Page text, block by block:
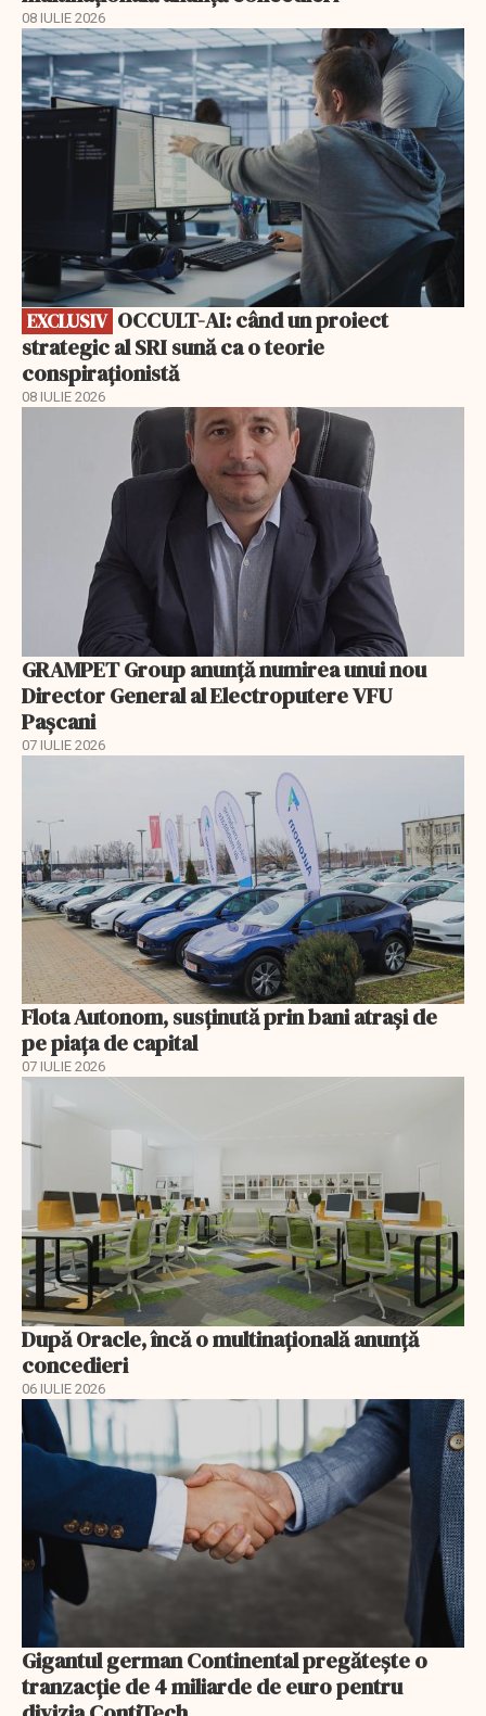
08 IULIE 2026
EXCLUSIV
EXCLUSIV
strategic al SRI sună ca o teorie
conspiraționistă
08 IULIE 2026
GRAMPET Group anunță numirea unui nou
Director General al Electroputere VFU
Pașcani
07 IULIE 2026
Flota Autonom, susținută prin bani atrași de
pe piața de capital
07 IULIE 2026
După Oracle, încă o multinaţională anunţă
concedieri
06 IULIE 2026
Gigantul german Continental pregătește o
tranzacție de 4 miliarde de euro pentru